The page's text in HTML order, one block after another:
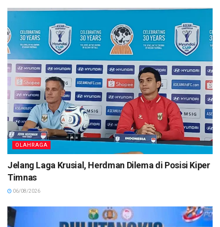
OLAHRAGA
Jelang Laga Krusial, Herdman Dilema di Posisi Kiper
Timnas
06/08/2026